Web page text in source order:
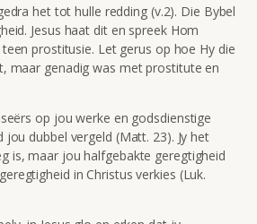
het tot hulle redding (v.2). Die Bybel
Jesus haat dit en spreek Hom
prostitusie. Let gerus op hoe Hy die
maar genadig was met prostitute en
op jou werke en godsdienstige
jou dubbel vergeld (Matt. 23). Jy het
is, maar jou halfgebakte geregtigheid
in Christus verkies (Luk.